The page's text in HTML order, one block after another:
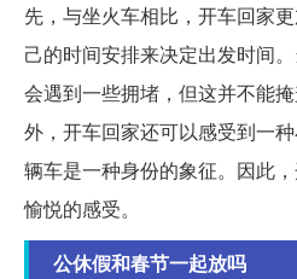
先，与坐火车相比，开车回家
己的时间安排来决定出发时间
会遇到一些拥堵，但这并不能
外，开车回家还可以感受到一
辆车是一种身份的象征。因此
愉悦的感受。
公休假和春节一起放吗